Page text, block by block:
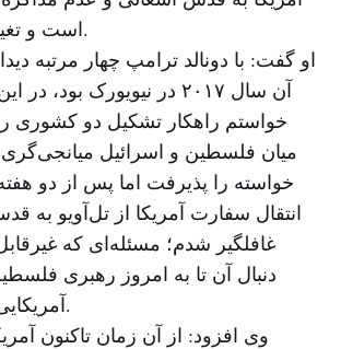
است و تغییری نخواهد کرد.
او گفت: با دونالد ترامپ چهار مرتبه
آن سال ۲۰۱۷ در نیویورک بود،
خواستم راهکار تشکیل دو کشوری
میان فلسطین و اسرائیل میانجی‌گری
خواسته را پذیرفت اما پس از دو هفته
انتقال سفارت آمریکا از تل‌آویو به
غافلگیر شدم؛ مسئله‌ای که
دنبال آن تا به امروز رهبری
آمریکایی‌ها را تحریم کند.
وی افزود: از آن زمان تاکنون